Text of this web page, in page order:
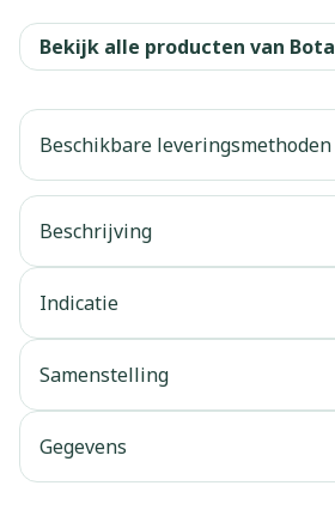
Bekijk alle producten van Bota
Beschikbare leveringsmethoden
Beschrijving
Indicatie
Samenstelling
Gegevens